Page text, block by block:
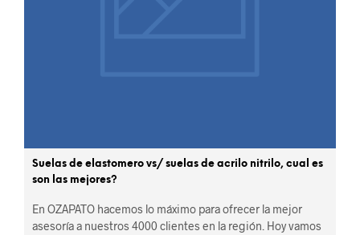
Suelas de elastomero vs/ suelas de acrilo nitrilo, cual es
son las mejores?
En OZAPATO hacemos lo máximo para ofrecer la mejor
asesoría a nuestros 4000 clientes en la región. Hoy vamos